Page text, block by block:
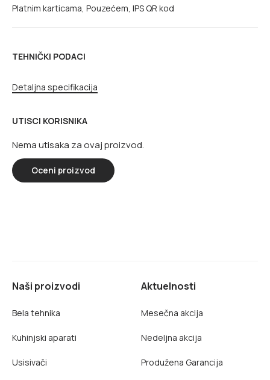
Platnim karticama, Pouzećem, IPS QR kod
TEHNIČKI PODACI
Detaljna specifikacija
UTISCI KORISNIKA
Nema utisaka za ovaj proizvod.
Oceni proizvod
Naši proizvodi
Bela tehnika
Kuhinjski aparati
Usisivači
Aktuelnosti
Mesečna akcija
Nedeljna akcija
Produžena Garancija